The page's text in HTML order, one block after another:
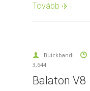
Tovább
Buickbandi
3,644
Balaton V8